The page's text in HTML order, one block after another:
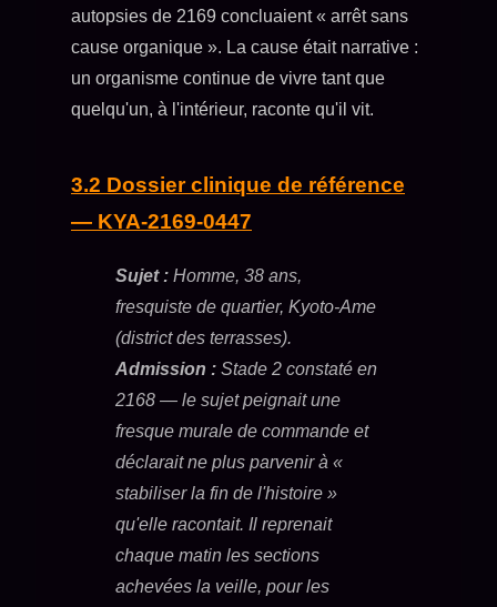
autopsies de 2169 concluaient « arrêt sans
cause organique ». La cause était narrative :
un organisme continue de vivre tant que
quelqu'un, à l'intérieur, raconte qu'il vit.
3.2 Dossier clinique de référence
— KYA-2169-0447
Sujet : Homme, 38 ans,
fresquiste de quartier, Kyoto-Ame
(district des terrasses).
Admission : Stade 2 constaté en
2168 — le sujet peignait une
fresque murale de commande et
déclarait ne plus parvenir à «
stabiliser la fin de l'histoire »
qu'elle racontait. Il reprenait
chaque matin les sections
achevées la veille, pour les